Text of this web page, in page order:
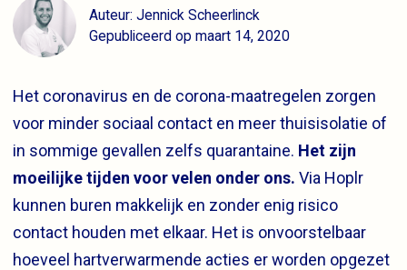
Auteur: Jennick Scheerlinck
Gepubliceerd op maart 14, 2020
Het coronavirus en de corona-maatregelen zorgen
voor minder sociaal contact en meer thuisisolatie of
in sommige gevallen zelfs quarantaine. Het zijn
moeilijke tijden voor velen onder ons. Via Hoplr
kunnen buren makkelijk en zonder enig risico
contact houden met elkaar. Het is onvoorstelbaar
hoeveel hartverwarmende acties er worden opgezet